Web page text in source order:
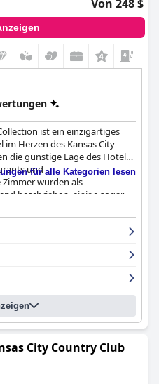
Von 248 $
ist ein einzigartiges
Herzen des Kansas City
die günstige Lage des Hotels,
und
wurden als
beschrieben, einige sogar
Die Gäste lobten die
Professionalität des
Restaurant vor Ort, Chaz's,
Meinung waren, dass der Preis
zu hoch war, war die
einen positiven
in Zukunft wieder in
ist das Raphael Hotel der
die in der Nähe des
eine gemütliche Atmosphäre
genießen möchten.
für alle Kategorien lesen
City Country Club